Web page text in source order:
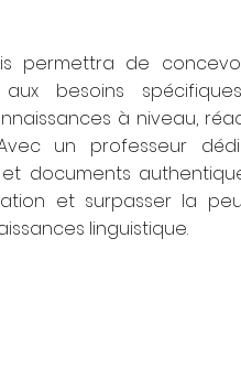
permettra de
besoins
à niveau,
un professeur
documents
et surpasser la
linguistique.